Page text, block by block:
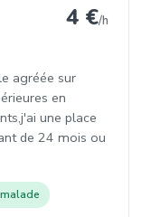
4 €/h
agréée sur
en
une place
de 24 mois ou